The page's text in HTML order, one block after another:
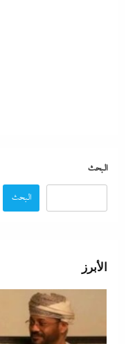
البحث
البحث
الأبرز
مدبولي:”مخزون مصر
في الاحتياطي